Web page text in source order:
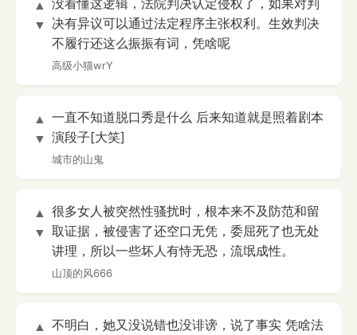
▲
▼
没看懂这逻辑，法院判决认定侵权了，如果对判
决有异议可以通过法定程序主张权利。生效判决
不履行还这么振振有词，凭啥呢
高级小猫wrY
▲
▼
一直不知道脱口秀是什么 后来知道就是照着剧本
演段子[大笑]
城市的山鬼
▲
▼
很多女人被突然性骚扰时，根本来不及防范和留
取证据，被侵害了还空口无凭，委屈死了也无处
讲理，所以一些坏人有恃无恐，流氓成性。
山顶的风666
▲
不明白，她又没说错也没诽谤，说了事实 凭啥法